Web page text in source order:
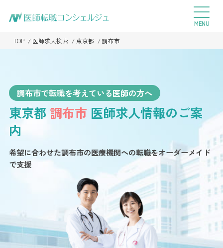
TOP 医師求人検索 東京都 調布市
調布市で転職を考えている医師の方へ
東京都 調布市 医師求人情報のご案
内
希望に合わせた調布市の医療機関への転職をオーダーメイド
で支援